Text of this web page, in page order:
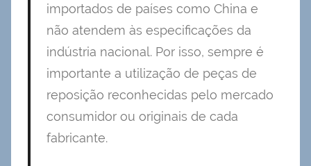
importados de países como China e
não atendem às especificações da
indústria nacional. Por isso, sempre é
importante a utilização de peças de
reposição reconhecidas pelo mercado
consumidor ou originais de cada
fabricante.